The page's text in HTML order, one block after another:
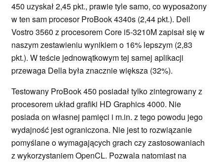
450 uzyskał 2,45 pkt., prawie tyle samo, co wyposażony
w ten sam procesor ProBook 4340s (2,44 pkt.). Dell
Vostro 3560 z procesorem Core i5-3210M zapisał się w
naszym zestawieniu wynikiem o 16% lepszym (2,83
pkt.). W teście jednowątkowym tej samej aplikacji
przewaga Della była znacznie większa (32%).
Testowany ProBook 450 posiadał tylko zintegrowany z
procesorem układ grafiki HD Graphics 4000. Nie
posiada on własnej pamięci i m.in. z tego powodu jego
wydajność jest ograniczona. Nie jest to rozwiązanie
pomyślane o wymagających grach czy zastosowaniach
z wykorzystaniem OpenCL. Pozwala natomiast na